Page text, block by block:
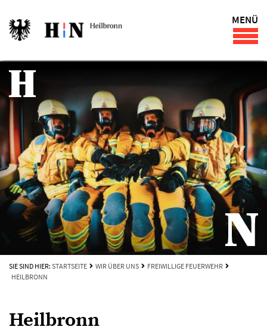
MENÜ
SIE SIND HIER: STARTSEITE WIR ÜBER UNS
FREIWILLIGE FEUERWEHR
HEILBRONN
Heilbronn